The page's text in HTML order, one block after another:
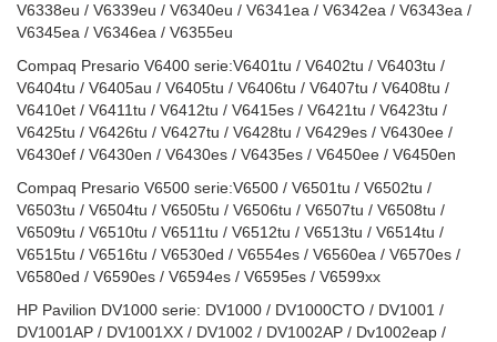
V6338eu / V6339eu / V6340eu / V6341ea / V6342ea / V6343ea /
V6345ea / V6346ea / V6355eu
Compaq Presario V6400 serie:V6401tu / V6402tu / V6403tu /
V6404tu / V6405au / V6405tu / V6406tu / V6407tu / V6408tu /
V6410et / V6411tu / V6412tu / V6415es / V6421tu / V6423tu /
V6425tu / V6426tu / V6427tu / V6428tu / V6429es / V6430ee /
V6430ef / V6430en / V6430es / V6435es / V6450ee / V6450en
Compaq Presario V6500 serie:V6500 / V6501tu / V6502tu /
V6503tu / V6504tu / V6505tu / V6506tu / V6507tu / V6508tu /
V6509tu / V6510tu / V6511tu / V6512tu / V6513tu / V6514tu /
V6515tu / V6516tu / V6530ed / V6554es / V6560ea / V6570es /
V6580ed / V6590es / V6594es / V6595es / V6599xx
HP Pavilion DV1000 serie: DV1000 / DV1000CTO / DV1001 /
DV1001AP / DV1001XX / DV1002 / DV1002AP / Dv1002eap /